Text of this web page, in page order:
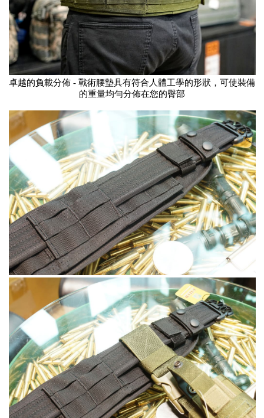
卓越的負載分佈 - 戰術腰墊具有符合人體工學的形狀，可使裝備
的重量均勻分佈在您的臀部